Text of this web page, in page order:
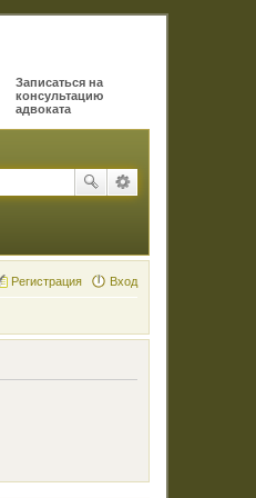
Записаться на
консультацию
адвоката
Вход
Регистрация